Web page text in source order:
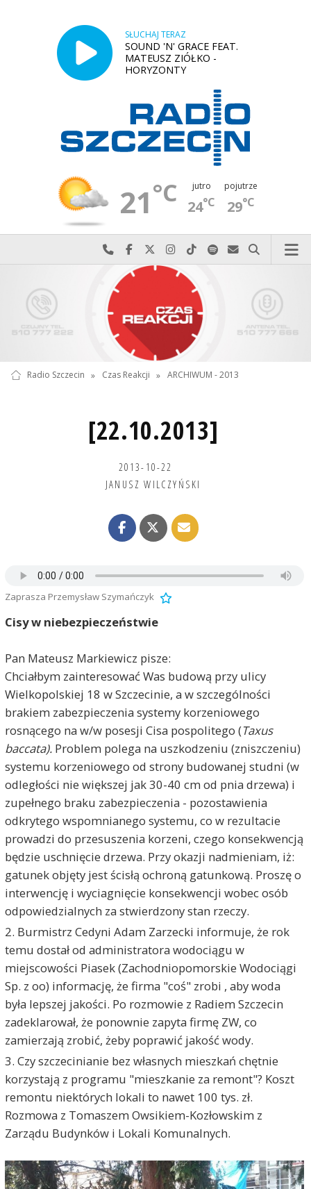
SŁUCHAJ TERAZ
SOUND 'N' GRACE FEAT.
MATEUSZ ZIÓŁKO -
HORYZONTY
21°C jutro
24°C
pojutrze
29°C
Najlepiej po prostu do nas zadzwoń
Odwiedź nas na Facebook-u
Odwiedź nas na X
Odwiedź nas na Instagram-ie
Odwiedź nas na TikTok-u
Szukaj nas na Spotify
Wyślij do nas
Szukaj
Radio Szczecin » Czas Reakcji » ARCHIWUM - 2013
[22.10.2013]
2013-10-22
JANUSZ WILCZYŃSKI
Zaprasza Przemysław Szymańczyk
Cisy w niebezpieczeństwie
Pan Mateusz Markiewicz pisze:
Chciałbym zainteresować Was budową przy ulicy
Wielkopolskiej 18 w Szczecinie, a w szczególności
brakiem zabezpieczenia systemy korzeniowego
rosnącego na w/w posesji Cisa pospolitego (Taxus
baccata). Problem polega na uszkodzeniu (zniszczeniu)
systemu korzeniowego od strony budowanej studni (w
odległości nie większej jak 30-40 cm od pnia drzewa) i
zupełnego braku zabezpieczenia - pozostawienia
odkrytego wspomnianego systemu, co w rezultacie
prowadzi do przesuszenia korzeni, czego konsekwencją
będzie uschnięcie drzewa. Przy okazji nadmieniam, iż:
gatunek objęty jest ścisłą ochroną gatunkową. Proszę o
interwencję i wyciagnięcie konsekwencji wobec osób
odpowiedzialnych za stwierdzony stan rzeczy.
2. Burmistrz Cedyni Adam Zarzecki informuje, że rok
temu dostał od administratora wodociągu w
miejscowości Piasek (Zachodniopomorskie Wodociągi
Sp. z oo) informację, że firma "coś" zrobi , aby woda
była lepszej jakości. Po rozmowie z Radiem Szczecin
zadeklarował, że ponownie zapyta firmę ZW, co
zamierzają zrobić, żeby poprawić jakość wody.
3. Czy szczecinianie bez własnych mieszkań chętnie
korzystają z programu "mieszkanie za remont"? Koszt
remontu niektórych lokali to nawet 100 tys. zł.
Rozmowa z Tomaszem Owsikiem-Kozłowskim z
Zarządu Budynków i Lokali Komunalnych.